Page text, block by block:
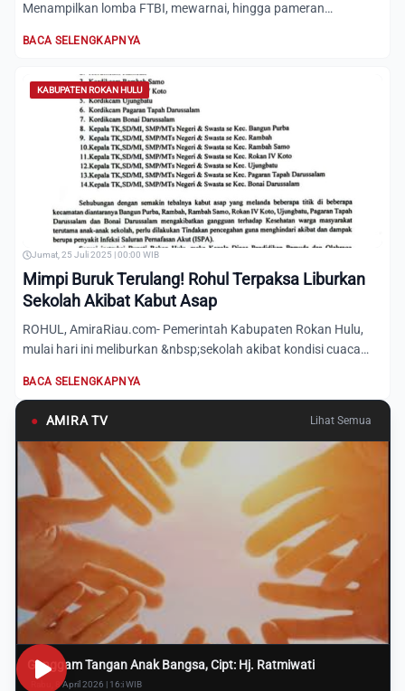
Menampilkan lomba FTBI, mewarnai, hingga pameran
BACA SELENGKAPNYA
KABUPATEN ROKAN HULU
Jumat, 25 Juli 2025 | 00:00 WIB
Mimpi Buruk Terulang! Rohul Terpaksa Liburkan
Sekolah Akibat Kabut Asap
ROHUL, AmiraRiau.com- Pemerintah Kabupaten Rokan Hulu,
mulai hari ini meliburkan &nbsp;sekolah akibat kondisi cuaca
BACA SELENGKAPNYA
● AMIRA TV Lihat Semua
Genggam Tangan Anak Bangsa, Cipt: Hj. Ratmiwati
Rabu, 8 April 2026 | 16:i WIB